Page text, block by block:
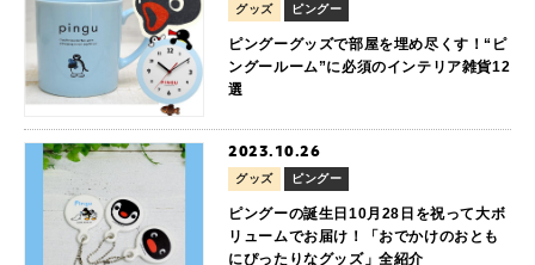
グッズ ピングー
ピングーグッズで部屋を埋め尽くす！“ピ
ングールーム”に必須のインテリア雑貨12
選
2023.10.26
グッズ ピングー
ピングーの誕生日10月28日を祝って大ボ
リュームでお届け！「おでかけのおとも
にぴったりなグッズ」全紹介